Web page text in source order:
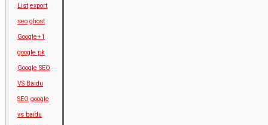
List export
seo ghost
Google+1
google pk
Google SEO
VS Baidu
SEO google
vs baidu